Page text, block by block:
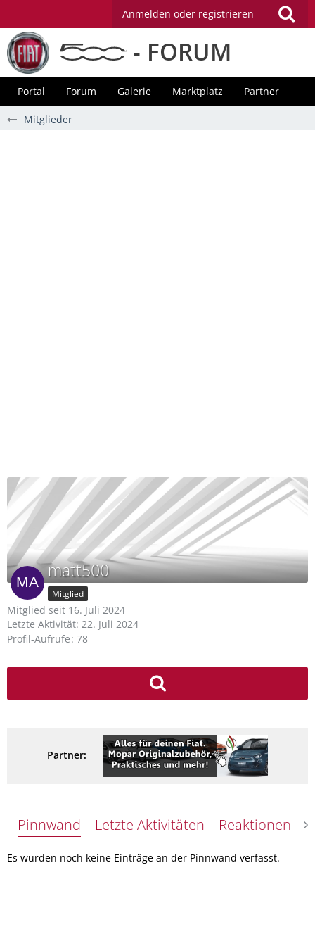
Anmelden oder registrieren
- FORUM
Portal Forum Galerie Marktplatz Partner
Mitglieder
matt500
Mitglied
Mitglied seit 16. Juli 2024
Letzte Aktivität: 22. Juli 2024
Profil-Aufrufe 78
Partner:
Pinnwand Letzte Aktivitäten Reaktionen
Es wurden noch keine Einträge an der Pinnwand verfasst.